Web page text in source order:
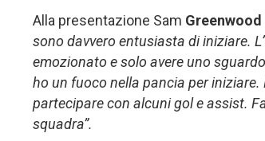
Alla presentazione Sam Greenwood
sono davvero entusiasta di iniziare.
emozionato e solo avere uno
ho un fuoco nella pancia per
partecipare con alcuni gol e assist.
squadra”.